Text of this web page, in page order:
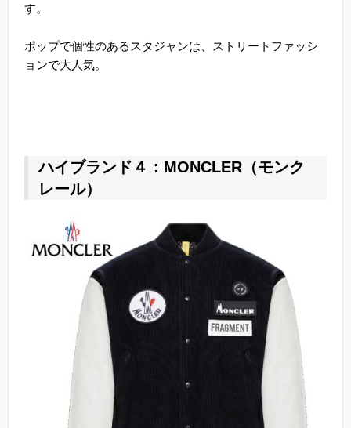
す。
ポップで個性のあるスタジャンは、ストリートファッシ
ョンで大人気。
ハイブランド４：MONCLER（モンク
レール）